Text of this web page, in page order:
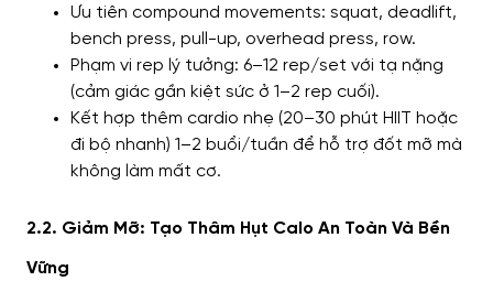
Ưu tiên compound movements: squat, deadlift,
bench press, pull-up, overhead press, row.
Phạm vi rep lý tưởng: 6–12 rep/set với tạ nặng
(cảm giác gần kiệt sức ở 1–2 rep cuối).
Kết hợp thêm cardio nhẹ (20–30 phút HIIT hoặc
đi bộ nhanh) 1–2 buổi/tuần để hỗ trợ đốt mỡ mà
không làm mất cơ.
2.2. Giảm Mỡ: Tạo Thâm Hụt Calo An Toàn Và Bền
Vững